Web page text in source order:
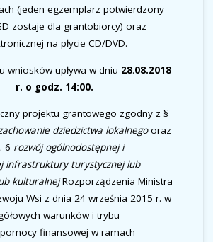
(jeden egzemplarz potwierdzony
zostaje dla grantobiorcy) oraz
na płycie CD/DVD.
wniosków upływa w dniu 28.08.2018
r. o godz. 14:00.
projektu grantowego zgodny z §
dziedzictwa lokalnegooraz
6 rozwój ogólnodostępnej i
infrastruktury turystycznej lub
kulturalnejRozporządzenia Ministra
Wsi z dnia 24 września 2015 r. w
warunków i trybu
finansowej w ramach